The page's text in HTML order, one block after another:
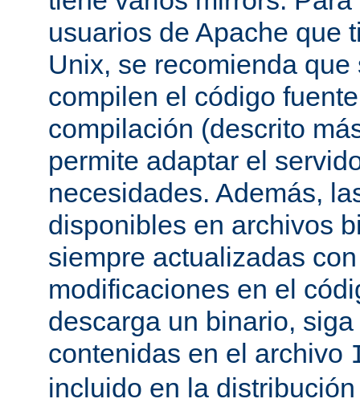
usuarios de Apache que
Unix, se recomienda
compilen el código
compilación (descrito
permite adaptar el
necesidades. Además,
disponibles en archivos
siempre actualizadas
modificaciones en el
descarga un binario,
contenidas en el archivo
incluido en la distribución